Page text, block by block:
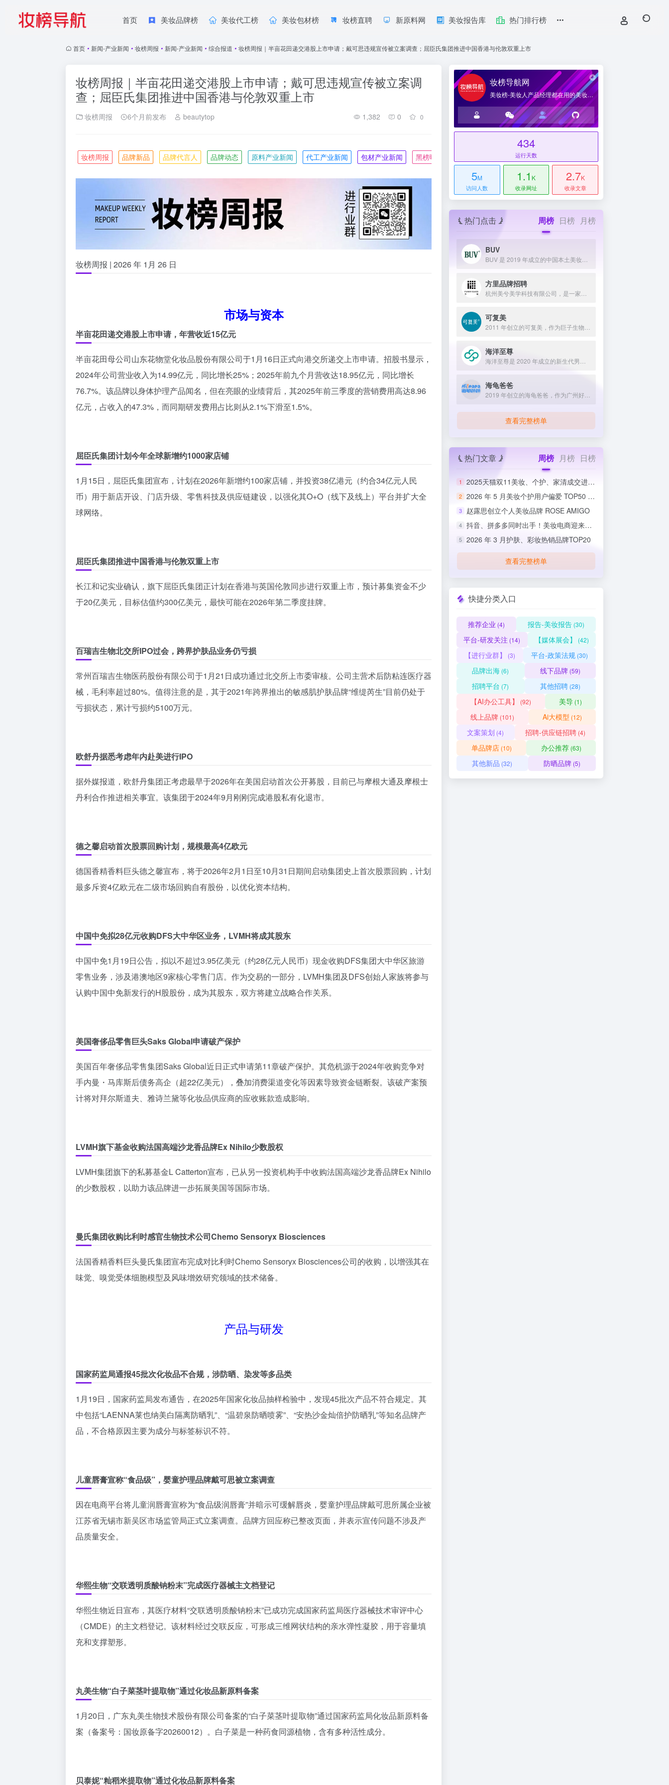
首页 美妆品牌榜 美妆代工榜 美妆包材榜 妆榜直聘 新原料网 美妆报告库 热门排行榜
首页 • 新闻-产业新闻 • 妆榜周报 • 新闻-产业新闻 • 综合报道 • 妆榜周报｜半亩花田递交港股上市申请；戴可思违规宣传被立案调查；屈臣氏集团推进中国香港与伦敦双重上市
妆榜周报｜半亩花田递交港股上市申请；戴可思违规宣传被立案调
查；屈臣氏集团推进中国香港与伦敦双重上市
妆榜周报 6个月前发布 beautytop 1,382 0 0
妆榜周报 品牌新品 品牌代言人 品牌动态 原料产业新闻 代工产业新闻 包材产业新闻 黑榜曝光台
妆榜周报 | 2026 年 1月 26 日
市场与资本
半亩花田递交港股上市申请，年营收近15亿元
半亩花田母公司山东花物堂化妆品股份有限公司于1月16日正式向港交所递交上市申请。招股书显示，
2024年公司营业收入为14.99亿元，同比增长25%；2025年前九个月营收达18.95亿元，同比增长
76.7%。该品牌以身体护理产品闻名，但在亮眼的业绩背后，其2025年前三季度的营销费用高达8.96
亿元，占收入的47.3%，而同期研发费用占比则从2.1%下滑至1.5%。
屈臣氏集团计划今年全球新增约1000家店铺
1月15日，屈臣氏集团宣布，计划在2026年新增约100家店铺，并投资38亿港元（约合34亿元人民
币）用于新店开设、门店升级、零售科技及供应链建设，以强化其O+O（线下及线上）平台并扩大全
球网络。
屈臣氏集团推进中国香港与伦敦双重上市
长江和记实业确认，旗下屈臣氏集团正计划在香港与英国伦敦同步进行双重上市，预计募集资金不少
于20亿美元，目标估值约300亿美元，最快可能在2026年第二季度挂牌。
百瑞吉生物北交所IPO过会，跨界护肤品业务仍亏损
常州百瑞吉生物医药股份有限公司于1月21日成功通过北交所上市委审核。公司主营术后防粘连医疗器
械，毛利率超过80%。值得注意的是，其于2021年跨界推出的敏感肌护肤品牌“维缇芮生”目前仍处于
亏损状态，累计亏损约5100万元。
欧舒丹据悉考虑年内赴美进行IPO
据外媒报道，欧舒丹集团正考虑最早于2026年在美国启动首次公开募股，目前已与摩根大通及摩根士
丹利合作推进相关事宜。该集团于2024年9月刚刚完成港股私有化退市。
德之馨启动首次股票回购计划，规模最高4亿欧元
德国香精香料巨头德之馨宣布，将于2026年2月1日至10月31日期间启动集团史上首次股票回购，计划
最多斥资4亿欧元在二级市场回购自有股份，以优化资本结构。
中国中免拟28亿元收购DFS大中华区业务，LVMH将成其股东
中国中免1月19日公告，拟以不超过3.95亿美元（约28亿元人民币）现金收购DFS集团大中华区旅游
零售业务，涉及港澳地区9家核心零售门店。作为交易的一部分，LVMH集团及DFS创始人家族将参与
认购中国中免新发行的H股股份，成为其股东，双方将建立战略合作关系。
美国奢侈品零售巨头Saks Global申请破产保护
美国百年奢侈品零售集团Saks Global近日正式申请第11章破产保护。其危机源于2024年收购竞争对
手内曼・马库斯后债务高企（超22亿美元），叠加消费渠道变化等因素导致资金链断裂。该破产案预
计将对拜尔斯道夫、雅诗兰黛等化妆品供应商的应收账款造成影响。
LVMH旗下基金收购法国高端沙龙香品牌Ex Nihilo少数股权
LVMH集团旗下的私募基金L Catterton宣布，已从另一投资机构手中收购法国高端沙龙香品牌Ex Nihilo
的少数股权，以助力该品牌进一步拓展美国等国际市场。
曼氏集团收购比利时感官生物技术公司Chemo Sensoryx Biosciences
法国香精香料巨头曼氏集团宣布完成对比利时Chemo Sensoryx Biosciences公司的收购，以增强其在
味觉、嗅觉受体细胞模型及风味增效研究领域的技术储备。
产品与研发
国家药监局通报45批次化妆品不合规，涉防晒、染发等多品类
1月19日，国家药监局发布通告，在2025年国家化妆品抽样检验中，发现45批次产品不符合规定。其
中包括“LAENNA莱也纳美白隔离防晒乳”、“温碧泉防晒喷雾”、“安热沙金灿倍护防晒乳”等知名品牌产
品，不合格原因主要为成分与标签标识不符。
儿童唇膏宣称“食品级”，婴童护理品牌戴可思被立案调查
因在电商平台将儿童润唇膏宣称为“食品级润唇膏”并暗示可缓解唇炎，婴童护理品牌戴可思所属企业被
江苏省无锡市新吴区市场监管局正式立案调查。品牌方回应称已整改页面，并表示宣传问题不涉及产
品质量安全。
华熙生物“交联透明质酸钠粉末”完成医疗器械主文档登记
华熙生物近日宣布，其医疗材料“交联透明质酸钠粉末”已成功完成国家药监局医疗器械技术审评中心
（CMDE）的主文档登记。该材料经过交联反应，可形成三维网状结构的亲水弹性凝胶，用于容量填
充和支撑塑形。
丸美生物“白子菜茎叶提取物”通过化妆品新原料备案
1月20日，广东丸美生物技术股份有限公司备案的“白子菜茎叶提取物”通过国家药监局化妆品新原料备
案（备案号：国妆原备字20260012）。白子菜是一种药食同源植物，含有多种活性成分。
贝泰妮“籼稻米提取物”通过化妆品新原料备案
妆榜导航网
美妆榜-美妆人产品经理都在用的美妆产业导航网站
434
运行天数
5M
访问人数
1.1 K
收录网址
2.7K
收录文章
热门点击 周榜 日榜 月榜
BUV
方里品牌招聘
可复美
海洋至尊
海龟爸爸
查看完整榜单
热门文章 周榜 月榜 日榜
1 2025天猫双11美妆、个护、家清成交进度排行榜
2 2026 年 5 月美妆个护用户偏爱 TOP50 榜单出炉
3 赵露思创立个人美妆品牌 ROSE AMIGO
4 抖音、拼多多同时出手！美妆电商迎来史上最严整治
5 2026 年 3 月护肤、彩妆热销品牌TOP20
查看完整榜单
快捷分类入口
推荐企业 (4) 报告-美妆报告 (30)
平台-研发关注 (14) 【媒体展会】 (42)
【进行业群】 (3) 平台-政策法规 (30)
品牌出海 (6) 线下品牌(59)
招聘平台 (7) 其他招聘(28)
【AI办公工具】 (92) 美导 (1)
线上品牌 (101) Ai大模型 (12)
文案策划 (4) 招聘-供应链招聘(4)
单品牌店(10) 办公推荐(63)
其他新品 (32) 防晒品牌(5)